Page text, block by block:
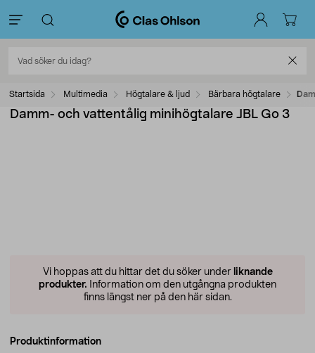
Startsida Multimedia Högtalare & ljud Bärbara högtalare
Damm- och vattentålig minihögtalare JBL Go 3
Vi hoppas att du hittar det du söker under liknande
produkter. Information om den utgångna produkten
finns längst ner på den här sidan.
Produktinformation